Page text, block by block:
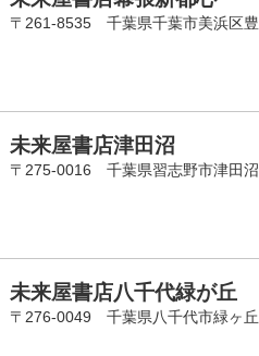
〒261-8535 千葉県千葉市美浜区
未来屋書店津田沼
〒275-0016 千葉県習志野市津田沼
未来屋書店八千代緑が丘
〒276-0049 千葉県八千代市緑ヶ